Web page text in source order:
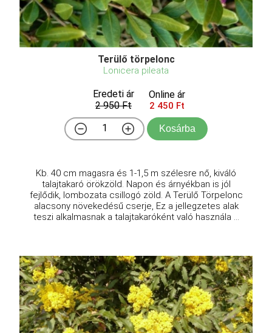
Terülő törpelonc
Lonicera pileata
Eredeti ár
2 950 Ft
Online ár
2 450 Ft
Kosárba
Kb. 40 cm magasra és 1-1,5 m szélesre nő, kiváló
talajtakaró örökzöld. Napon és árnyékban is jól
fejlődik, lombozata csillogó zöld. A Terülő Törpelonc
alacsony növekedésű cserje, Ez a jellegzetes alak
teszi alkalmasnak a talajtakaróként való használa ...